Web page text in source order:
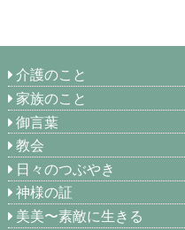
介護のこと
家族のこと
御言葉
教会
日々のつぶやき
神様の証
美美〜素敵に生きる